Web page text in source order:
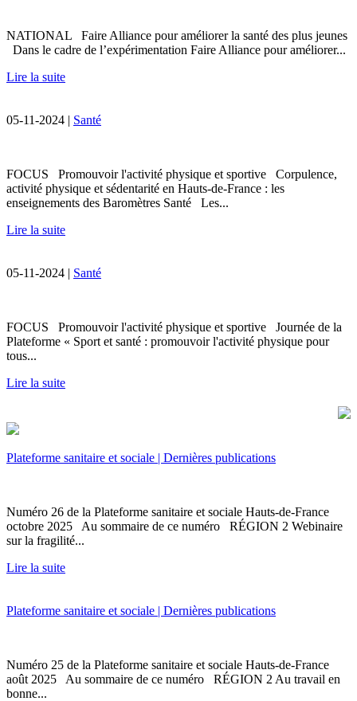
NATIONAL Faire Alliance pour améliorer la santé des plus jeunes
Dans le cadre de l’expérimentation Faire Alliance pour améliorer...
Lire la suite
05-11-2024 | Santé
FOCUS Promouvoir l'activité physique et sportive Corpulence,
activité physique et sédentarité en Hauts-de-France : les
enseignements des Baromètres Santé Les...
Lire la suite
05-11-2024 | Santé
FOCUS Promouvoir l'activité physique et sportive Journée de la
Plateforme « Sport et santé : promouvoir l'activité physique pour
tous...
Lire la suite
Plateforme sanitaire et sociale | Dernières publications
Numéro 26 de la Plateforme sanitaire et sociale Hauts-de-France
octobre 2025 Au sommaire de ce numéro RÉGION 2 Webinaire
sur la fragilité...
Lire la suite
Plateforme sanitaire et sociale | Dernières publications
Numéro 25 de la Plateforme sanitaire et sociale Hauts-de-France
août 2025 Au sommaire de ce numéro RÉGION 2 Au travail en
bonne...